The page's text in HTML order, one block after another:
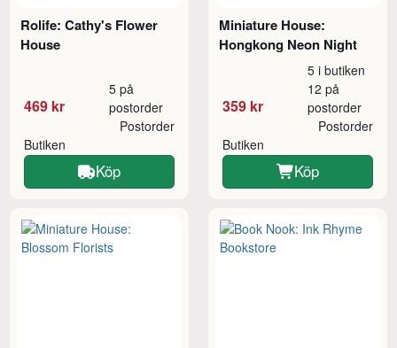
Rolife: Cathy's Flower
House
469 kr
5 på
postorder
Butiken
Postorder
Köp
Miniature House:
Hongkong Neon Night
359 kr
5 i butiken
12 på
postorder
Butiken
Postorder
Köp